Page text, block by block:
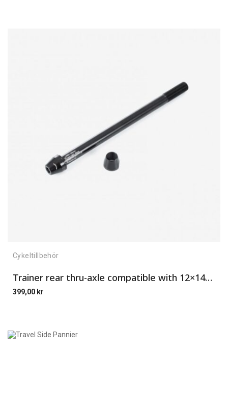
Cykeltillbehör
Trainer rear thru-axle compatible with 12×142 road
399,00 kr